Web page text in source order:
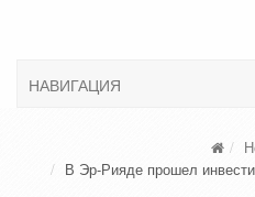
НАВИГАЦИЯ
В Эр-Рияде прошел